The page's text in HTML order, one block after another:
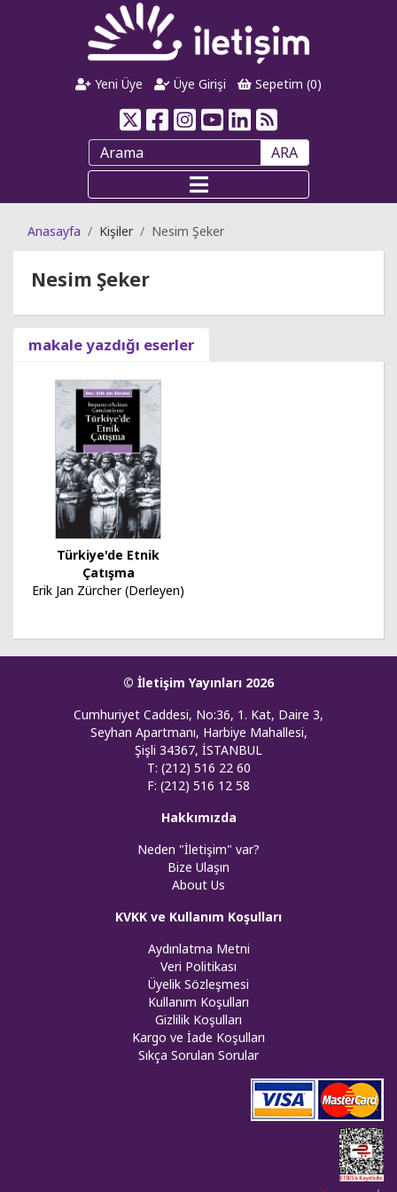
Yeni Üye Üye Girişi Sepetim (0)
ARA
Anasayfa Kişiler Nesim Şeker
Nesim Şeker
makale yazdığı eserler
Türkiye'de Etnik
Çatışma
Erik Jan Zürcher (Derleyen)
© İletişim Yayınları 2026
Cumhuriyet Caddesi, No:36, 1. Kat, Daire 3,
Seyhan Apartmanı, Harbiye Mahallesi,
Şişli 34367, İSTANBUL
T: (212) 516 22 60
F: (212) 516 12 58
Hakkımızda
Neden "İletişim" var?
Bize Ulaşın
About Us
KVKK ve Kullanım Koşulları
Aydınlatma Metni
Veri Politikası
Üyelik Sözleşmesi
Kullanım Koşulları
Gizlilik Koşulları
Kargo ve İade Koşulları
Sıkça Sorulan Sorular